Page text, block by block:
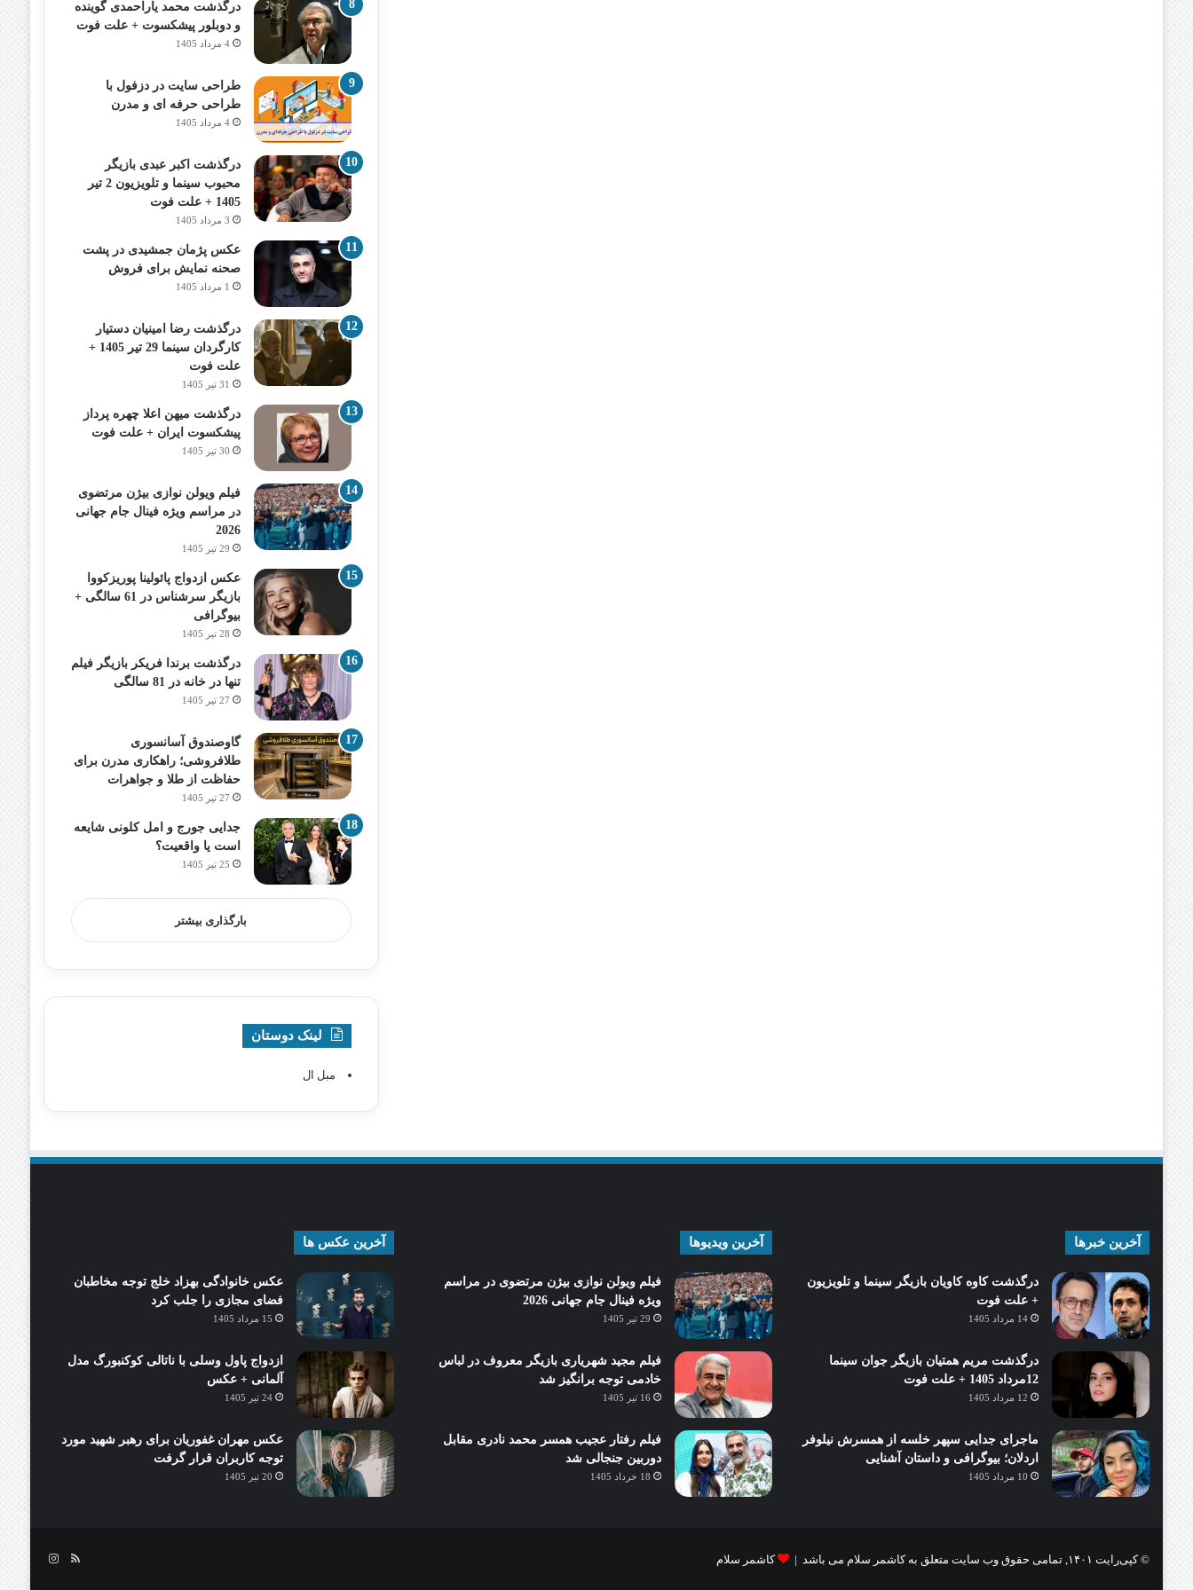
درگذشت محمد یاراحمدی گوینده
و دوبلور پیشکسوت + علت فوت
4 مرداد 1405
طراحی سایت در دزفول با
طراحی حرفه‌ ای و مدرن
4 مرداد 1405
درگذشت اکبر عبدی بازیگر
محبوب سینما و تلویزیون 2 تیر
1405 + علت فوت
3 مرداد 1405
عکس پژمان جمشیدی در پشت
صحنه نمایش برای فروش
1 مرداد 1405
درگذشت رضا امینیان دستیار
کارگردان سینما 29 تیر 1405 +
علت فوت
31 تیر 1405
درگذشت میهن اعلا چهره پرداز
پیشکسوت ایران + علت فوت
30 تیر 1405
فیلم ویولن نوازی بیژن مرتضوی
در مراسم ویژه فینال جام جهانی
2026
29 تیر 1405
عکس ازدواج پائولینا پوریزکووا
بازیگر سرشناس در 61 سالگی +
بیوگرافی
28 تیر 1405
درگذشت برندا فریکر بازیگر فیلم
تنها در خانه در 81 سالگی
27 تیر 1405
گاوصندوق آسانسوری
طلافروشی؛ راهکاری مدرن برای
حفاظت از طلا و جواهرات
27 تیر 1405
جدایی جورج و امل کلونی شایعه
است یا واقعیت؟
25 تیر 1405
بارگذاری بیشتر
لینک دوستان
مبل ال
آخرین خبرها
درگذشت کاوه کاویان بازیگر سینما و تلویزیون
+ علت فوت
14 مرداد 1405
درگذشت مریم همتیان بازیگر جوان سینما
12مرداد 1405 + علت فوت
12 مرداد 1405
ماجرای جدایی سپهر خلسه از همسرش نیلوفر
اردلان؛ بیوگرافی و داستان آشنایی
10 مرداد 1405
آخرین ویدیوها
فیلم ویولن نوازی بیژن مرتضوی در مراسم
ویژه فینال جام جهانی 2026
29 تیر 1405
فیلم مجید شهریاری بازیگر معروف در لباس
خادمی توجه برانگیز شد
16 تیر 1405
فیلم رفتار عجیب همسر محمد نادری مقابل
دوربین جنجالی شد
18 خرداد 1405
آخرین عکس ها
عکس خانوادگی بهزاد خلج توجه مخاطبان
فضای مجازی را جلب کرد
15 مرداد 1405
ازدواج پاول وسلی با ناتالی کوکنبورگ مدل
آلمانی + عکس
24 تیر 1405
عکس مهران غفوریان برای رهبر شهید مورد
توجه کاربران قرار گرفت
20 تیر 1405
© کپی‌رایت ۱۴۰۱, تمامی حقوق وب سایت متعلق به کاشمر سلام می باشد | کاشمر سلام خوراکاینستاگرام